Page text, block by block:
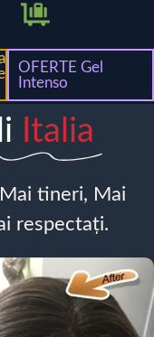
OFERTE Gel
Intenso
Italia
tineri, Mai
respectați.